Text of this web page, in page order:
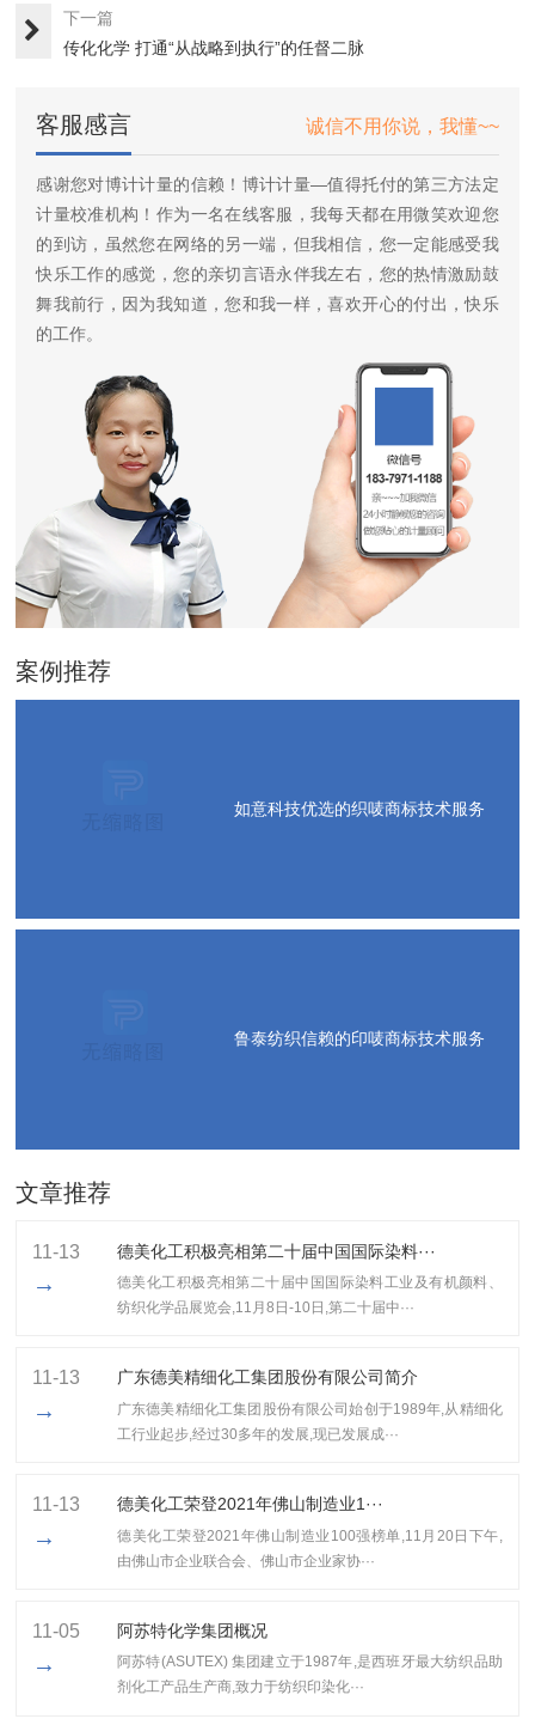
下一篇
传化化学 打通“从战略到执行”的任督二脉
客服感言 诚信不用你说，我懂~~
感谢您对博计计量的信赖！博计计量—值得托付的第三方法定
计量校准机构！作为一名在线客服，我每天都在用微笑欢迎您
的到访，虽然您在网络的另一端，但我相信，您一定能感受我
快乐工作的感觉，您的亲切言语永伴我左右，您的热情激励鼓
舞我前行，因为我知道，您和我一样，喜欢开心的付出，快乐
的工作。
案例推荐
如意科技优选的织唛商标技术服务
鲁泰纺织信赖的印唛商标技术服务
文章推荐
11-13
→
德美化工积极亮相第二十届中国国际染料···
德美化工积极亮相第二十届中国国际染料工业及有机颜料、
纺织化学品展览会,11月8日-10日,第二十届中···
11-13
→
广东德美精细化工集团股份有限公司简介
广东德美精细化工集团股份有限公司始创于1989年,从精细化
工行业起步,经过30多年的发展,现已发展成···
11-13
→
​德美化工荣登2021年佛山制造业1···
​德美化工荣登2021年佛山制造业100强榜单,11月20日下午,
由佛山市企业联合会、佛山市企业家协···
11-05
→
阿苏特化学集团概况
阿苏特(ASUTEX) 集团建立于1987年,是西班牙最大纺织品助
剂化工产品生产商,致力于纺织印染化···